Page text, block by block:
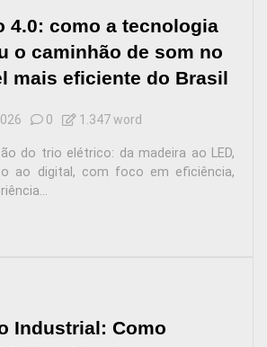
4.0: como a tecnologia
o caminhão de som no
mais eficiente do Brasil
0 1.347 word
do trio elétrico: da madeira ao LED,
ao digital, com foco em eficiência,
Industrial: Como